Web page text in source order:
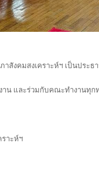
สังคมสงเคราะห์ฯ เป็นประธ
าน และร่วมกับคณะทำงานทุก
าะห์ฯ